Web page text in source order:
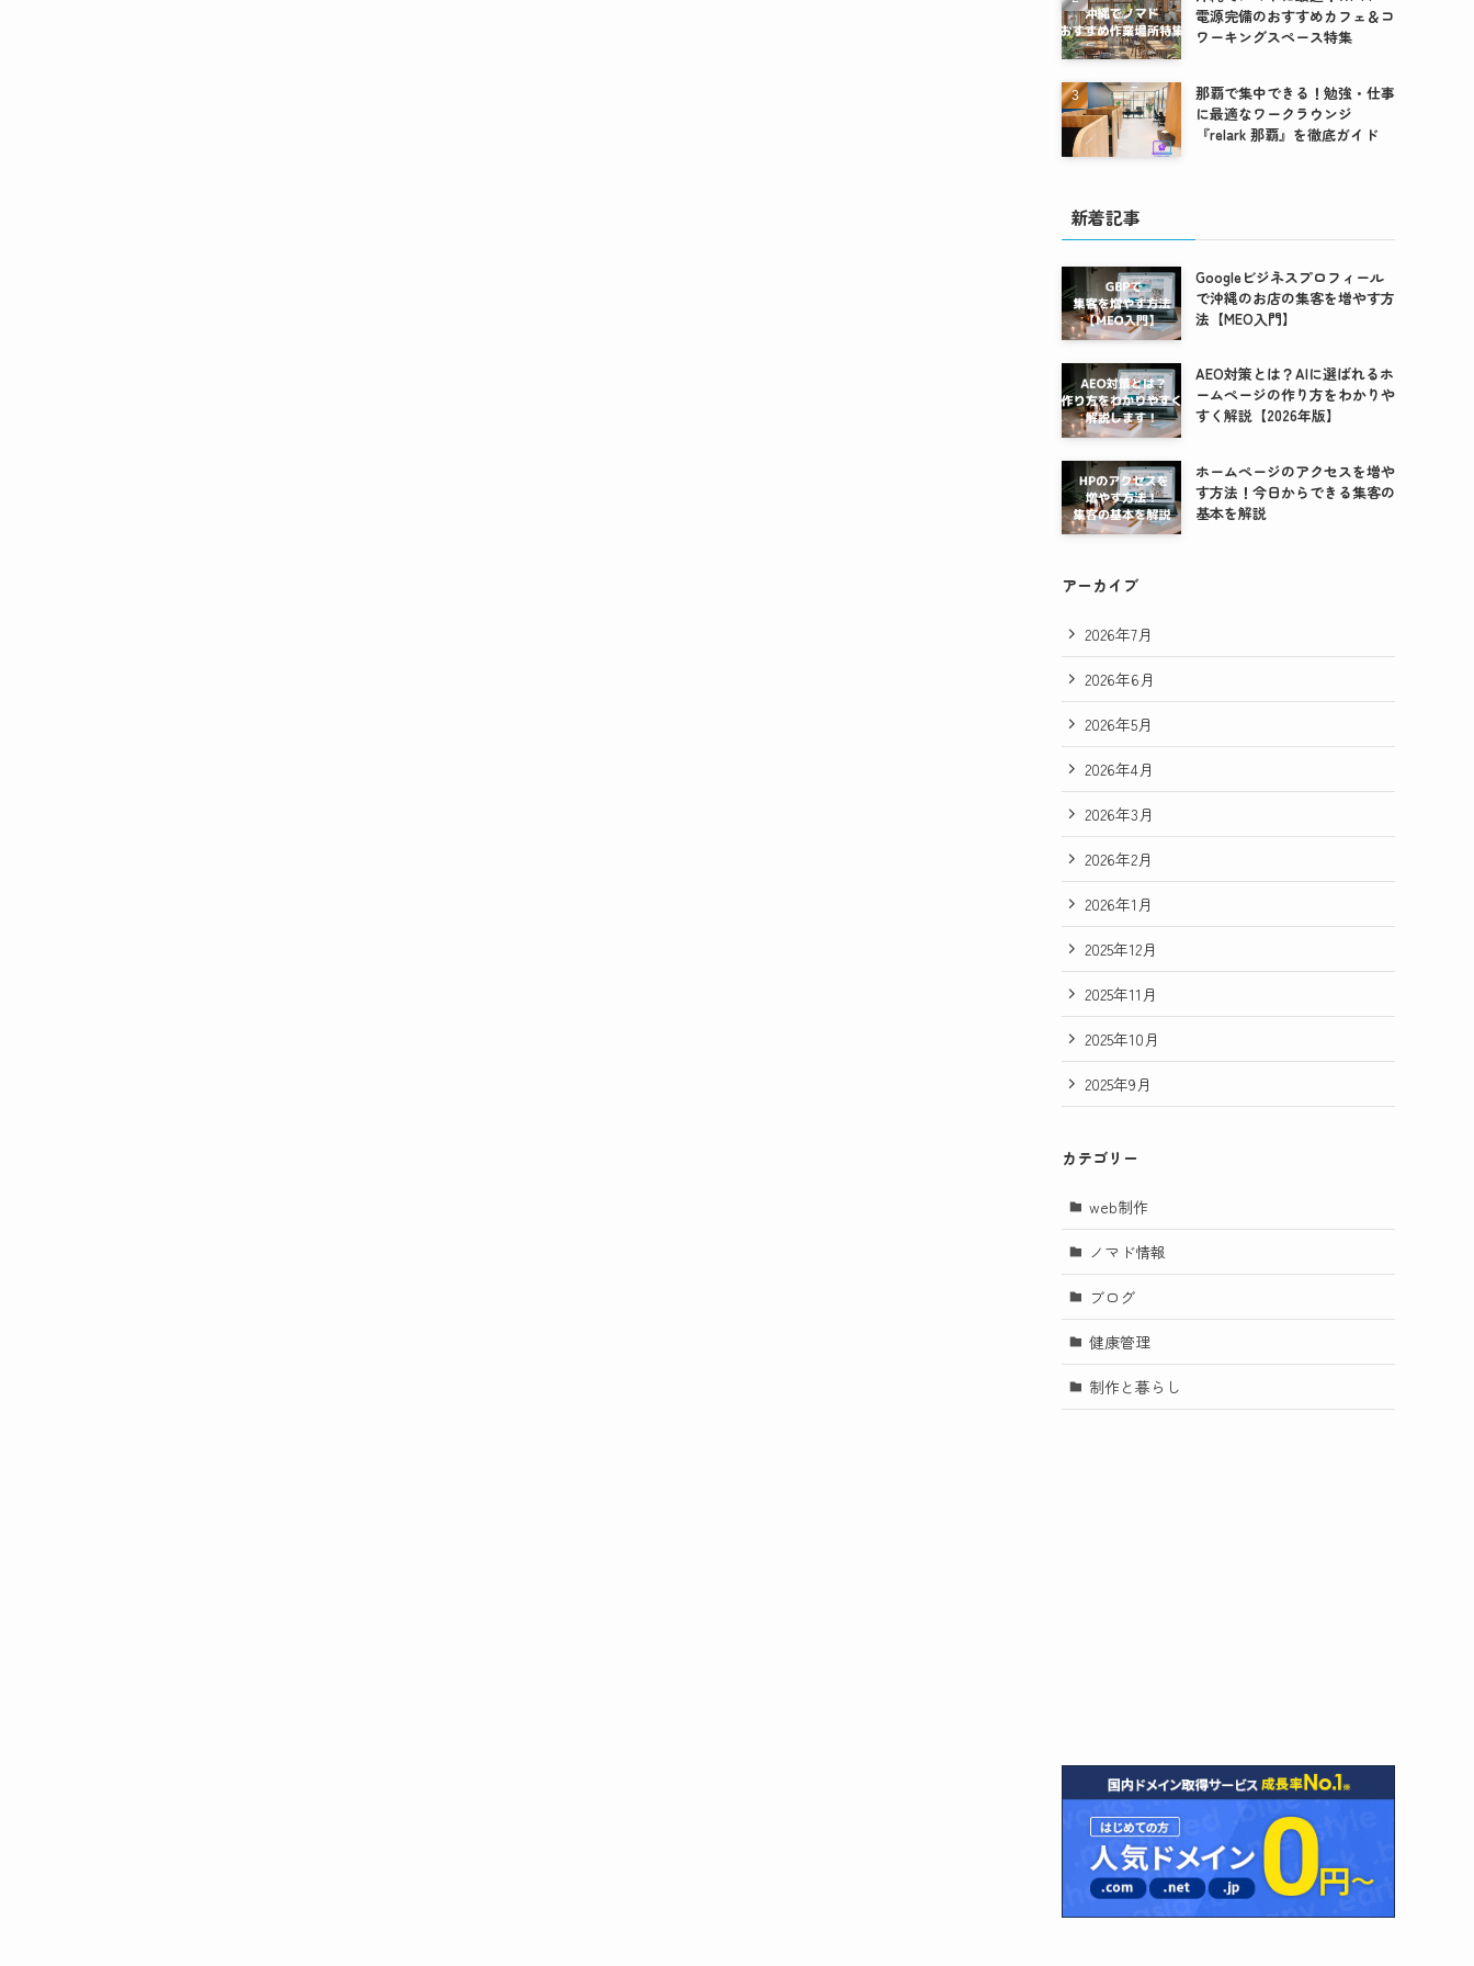
電源完備のおすすめカフェ＆コ
ワーキングスペース特集
那覇で集中できる！勉強・仕事
に最適なワークラウンジ
『relark 那覇』を徹底ガイド
新着記事
Googleビジネスプロフィール
で沖縄のお店の集客を増やす方
法【MEO入門】
AEO対策とは？AIに選ばれるホ
ームページの作り方をわかりや
すく解説【2026年版】
ホームページのアクセスを増や
す方法！今日からできる集客の
基本を解説
アーカイブ
2026年7月
2026年6月
2026年5月
2026年4月
2026年3月
2026年2月
2026年1月
2025年12月
2025年11月
2025年10月
2025年9月
カテゴリー
web制作
ノマド情報
ブログ
健康管理
制作と暮らし